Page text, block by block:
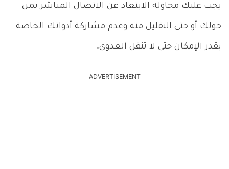
يجب عليك محاولة الابتعاد عن الاتصال المباشر بمن
حولك أو حتى التقليل منه وعدم مشاركة أدواتك الخاصة
بقدر الإمكان حتى لا تنقل العدوى.
ADVERTISEMENT